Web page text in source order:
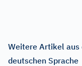
Weitere Artikel aus
deutschen Sprache